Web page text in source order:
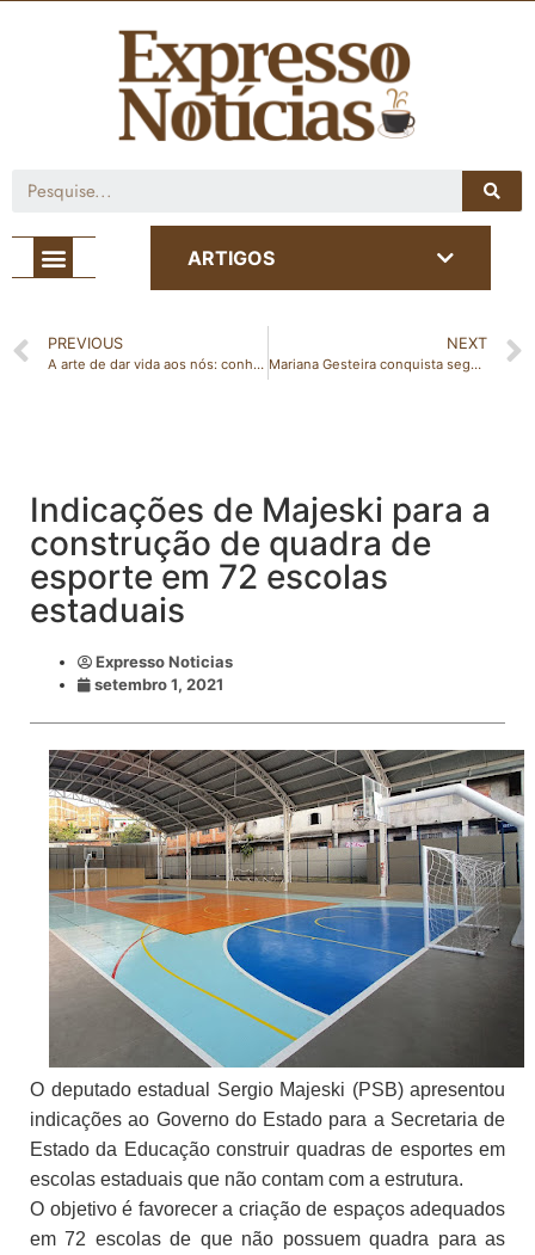
ARTIGOS
PREVIOUS
A arte de dar vida aos nós: conheça o trabalho da gabrielense Thaís Crislany da Plantart Ateliê
NEXT
Mariana Gesteira conquista segunda medalha para Estado na Paralimpíada de Tóquio
Indicações de Majeski para a
construção de quadra de
esporte em 72 escolas
estaduais
Expresso Noticias
setembro 1, 2021
O deputado estadual Sergio Majeski (PSB) apresentou
indicações ao Governo do Estado para a Secretaria de
Estado da Educação construir quadras de esportes em
escolas estaduais que não contam com a estrutura.
O objetivo é favorecer a criação de espaços adequados
em 72 escolas de que não possuem quadra para as